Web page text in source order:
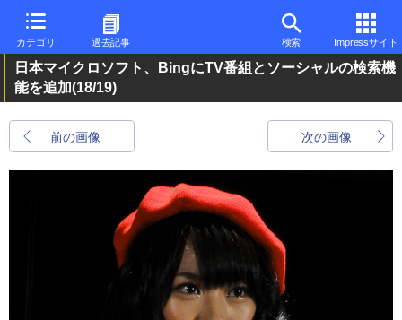
カテゴリ 過去記事 検索 Impressサイト
日本マイクロソフト、BingにTV番組とソーシャルの検索機
能を追加(18/19)
前の画像 次の画像